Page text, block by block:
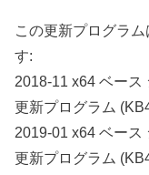
この更新プログラ
す:
2018-11 x64 ベース
更新プログラム
2019-01 x64 ベース
更新プログラム